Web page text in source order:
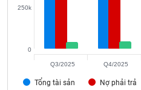
Tổng tài sản Nợ phải trả
0
250k
Q3/2025 Q4/2025